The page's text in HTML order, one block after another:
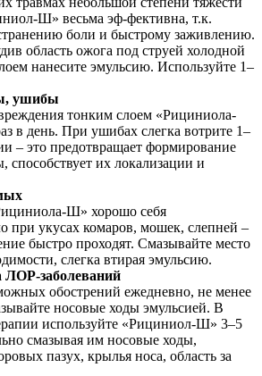
Ш» весьма эф-фективна, т.к.
боли и быстрому заживлению.
область ожога под струей холодной
нанесите эмульсию. Используйте 1–
ушибы
тонким слоем «Рициниола-
в день. При ушибах слегка вотрите 1–
– это предотвращает формирование
способствует их локализации и
Ш» хорошо себя
при укусах комаров, мошек, слепней –
быстро проходят. Смазывайте место
слегка втирая эмульсию.
заболеваний
обострений ежедневно, не менее
носовые ходы эмульсией. В
используйте «Рициниол-Ш» 3–5
смазывая им носовые ходы,
пазух, крылья носа, область за